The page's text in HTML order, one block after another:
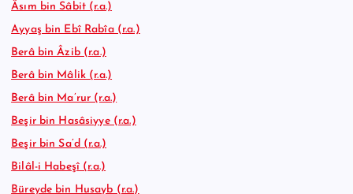
Âsım bin Sâbit (r.a.)
Ayyaş bin Ebî Rabîa (r.a.)
Berâ bin Âzib (r.a.)
Berâ bin Mâlik (r.a.)
Berâ bin Ma’rur (r.a.)
Beşir bin Hasâsiyye (r.a.)
Beşir bin Sa’d (r.a.)
Bilâl-i Habeşî (r.a.)
Büreyde bin Husayb (r.a.)